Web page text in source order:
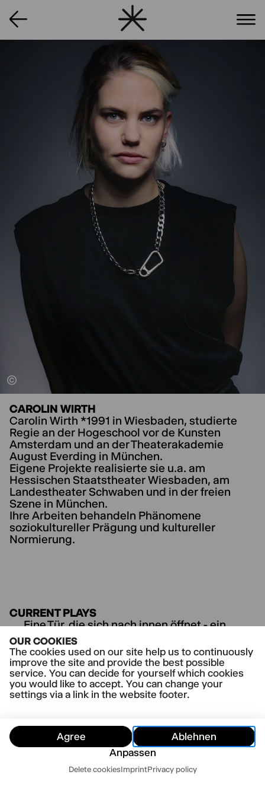
OUR COOKIES
The cookies used on our site help us to continuously
improve the site and provide the best possible
service. You can decide for yourself which cookies
you would like to accept. You can change your
settings via a link in the website footer.
Agree
Ablehnen
Anpassen
Delete cookiesImprintPrivacy policy
CAROLIN WIRTH
Carolin Wirth *1991 in Wiesbaden, studierte
Regie an der Hogeschool vor de Kunsten
Amsterdam und an der Theaterakademie
August Everding in München.
Eigene Projekte realisierte sie u.a. am
Hessischen Staatstheater Wiesbaden, am
Landestheater Schwaben und in der freien
Szene in München.
Ihre Arbeiten behandeln Phänomene
soziokultureller Prägung und kultureller
Normierung.
CURRENT PLAYS
Eine Tür, die sich nach innen öffnet - ein
begehbares Verfahren nach Motiven von
Franz Kafka